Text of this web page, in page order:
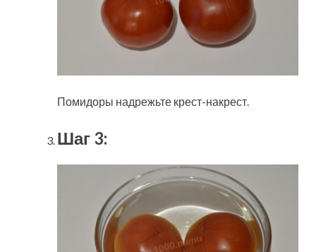
Помидоры надрежьте крест-накрест.
Шаг 3: